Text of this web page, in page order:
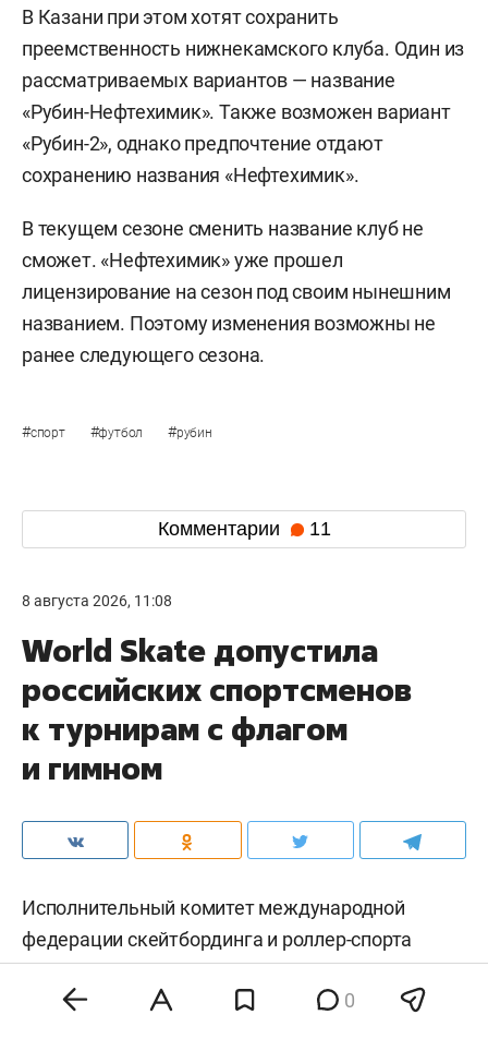
В Казани при этом хотят сохранить
преемственность нижнекамского клуба. Один из
рассматриваемых вариантов — название
«Рубин-Нефтехимик». Также возможен вариант
«Рубин-2», однако предпочтение отдают
сохранению названия «Нефтехимик».
В текущем сезоне сменить название клуб не
сможет. «Нефтехимик» уже прошел
лицензирование на сезон под своим нынешним
названием. Поэтому изменения возможны не
ранее следующего сезона.
#спорт #футбол #рубин
Комментарии 11
8 августа 2026, 11:08
World Skate допустила
российских спортсменов
к турнирам с флагом
и гимном
Исполнительный комитет международной
федерации скейтбординга и роллер-спорта
(World Skate) снял ограничения с российских
спортсменов и допустил их к международным
0